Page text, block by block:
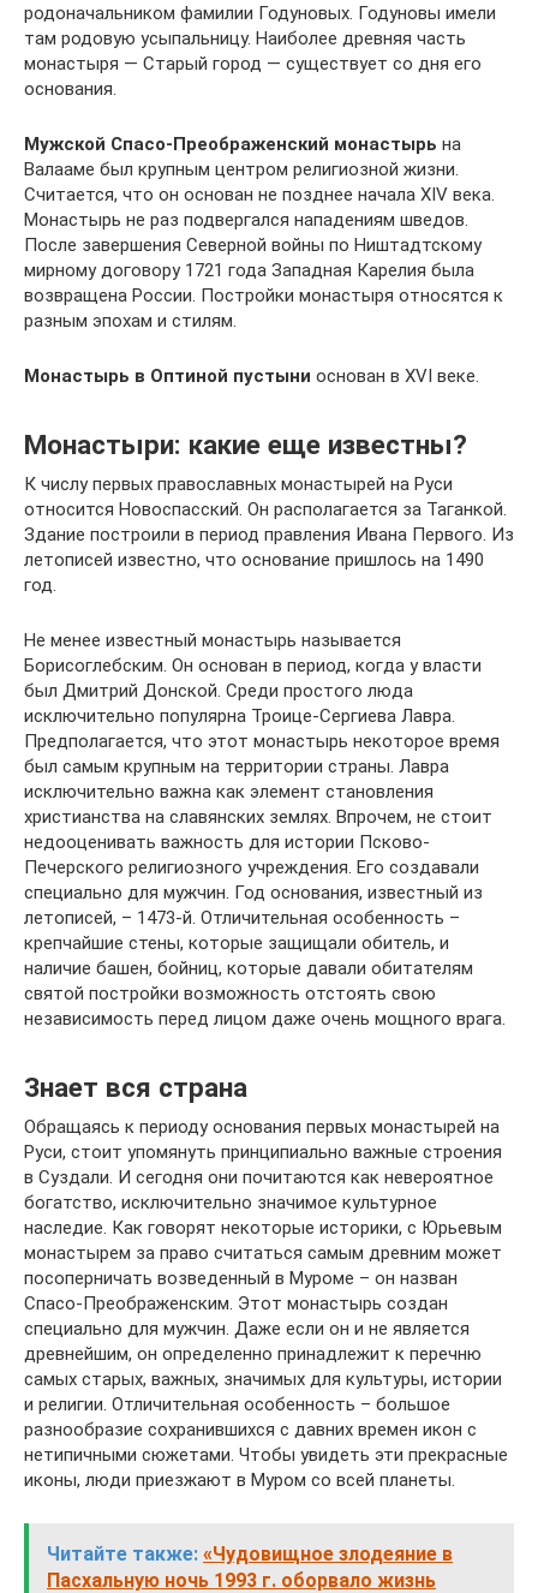
родоначальником фамилии Годуновых. Годуновы имели
там родовую усыпальницу. Наиболее древняя часть
монастыря — Старый город — существует со дня его
основания.
Мужской Спасо-Преображенский монастырь на
Валааме был крупным центром религиозной жизни.
Считается, что он основан не позднее начала XIV века.
Монастырь не раз подвергался нападениям шведов.
После завершения Северной войны по Ништадтскому
мирному договору 1721 года Западная Карелия была
возвращена России. Постройки монастыря относятся к
разным эпохам и стилям.
Монастырь в Оптиной пустыни основан в XVI веке.
Монастыри: какие еще известны?
К числу первых православных монастырей на Руси
относится Новоспасский. Он располагается за Таганкой.
Здание построили в период правления Ивана Первого. Из
летописей известно, что основание пришлось на 1490
год.
Не менее известный монастырь называется
Борисоглебским. Он основан в период, когда у власти
был Дмитрий Донской. Среди простого люда
исключительно популярна Троице-Сергиева Лавра.
Предполагается, что этот монастырь некоторое время
был самым крупным на территории страны. Лавра
исключительно важна как элемент становления
христианства на славянских землях. Впрочем, не стоит
недооценивать важность для истории Псково-
Печерского религиозного учреждения. Его создавали
специально для мужчин. Год основания, известный из
летописей, – 1473-й. Отличительная особенность –
крепчайшие стены, которые защищали обитель, и
наличие башен, бойниц, которые давали обитателям
святой постройки возможность отстоять свою
независимость перед лицом даже очень мощного врага.
Знает вся страна
Обращаясь к периоду основания первых монастырей на
Руси, стоит упомянуть принципиально важные строения
в Суздали. И сегодня они почитаются как невероятное
богатство, исключительно значимое культурное
наследие. Как говорят некоторые историки, с Юрьевым
монастырем за право считаться самым древним может
посоперничать возведенный в Муроме – он назван
Спасо-Преображенским. Этот монастырь создан
специально для мужчин. Даже если он и не является
древнейшим, он определенно принадлежит к перечню
самых старых, важных, значимых для культуры, истории
и религии. Отличительная особенность – большое
разнообразие сохранившихся с давних времен икон с
нетипичными сюжетами. Чтобы увидеть эти прекрасные
иконы, люди приезжают в Муром со всей планеты.
Читайте также: «Чудовищное злодеяние в
Пасхальную ночь 1993 г. оборвало жизнь